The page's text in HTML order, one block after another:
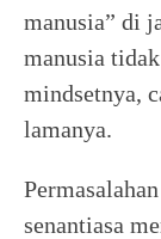
manusia” di
manusia
mindsetnya,
lamanya.
senantiasa